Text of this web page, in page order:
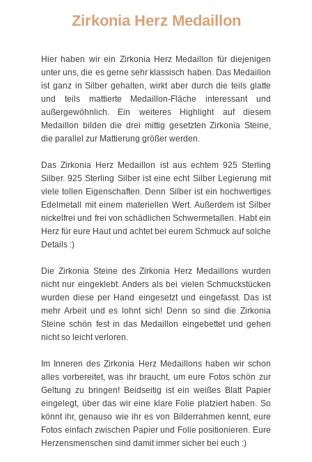
Zirkonia Herz Medaillon
Hier haben wir ein Zirkonia Herz Medaillon für diejenigen
unter uns, die es gerne sehr klassisch haben. Das Medaillon
ist ganz in Silber gehalten, wirkt aber durch die teils glatte
und teils mattierte Medaillon-Fläche interessant und
außergewöhnlich. Ein weiteres Highlight auf diesem
Medaillon bilden die drei mittig gesetzten Zirkonia Steine,
die parallel zur Mattierung größer werden.
Das Zirkonia Herz Medaillon ist aus echtem 925 Sterling
Silber. 925 Sterling Silber ist eine echt Silber Legierung mit
viele tollen Eigenschaften. Denn Silber ist ein hochwertiges
Edelmetall mit einem materiellen Wert. Außerdem ist Silber
nickelfrei und frei von schädlichen Schwermetallen. Habt ein
Herz für eure Haut und achtet bei eurem Schmuck auf solche
Details :)
Die Zirkonia Steine des Zirkonia Herz Medaillons wurden
nicht nur eingeklebt. Anders als bei vielen Schmuckstücken
wurden diese per Hand eingesetzt und eingefasst. Das ist
mehr Arbeit und es lohnt sich! Denn so sind die Zirkonia
Steine schön fest in das Medaillon eingebettet und gehen
nicht so leicht verloren.
Im Inneren des Zirkonia Herz Medaillons haben wir schon
alles vorbereitet, was ihr braucht, um eure Fotos schön zur
Geltung zu bringen! Beidseitig ist ein weißes Blatt Papier
eingelegt, über das wir eine klare Folie platziert haben. So
könnt ihr, genauso wie ihr es von Bilderrahmen kennt, eure
Fotos einfach zwischen Papier und Folie positionieren. Eure
Herzensmenschen sind damit immer sicher bei euch :)